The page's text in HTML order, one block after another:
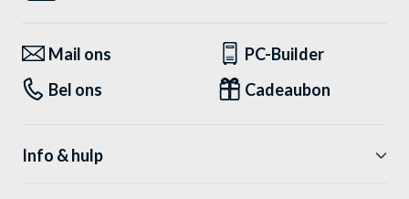
Mail ons
PC-Builder
Bel ons
Cadeaubon
Info & hulp